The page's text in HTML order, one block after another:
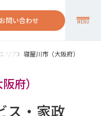
お問い合わせ MENU
リア 寝屋川市（大阪府）
府）
ス・家政